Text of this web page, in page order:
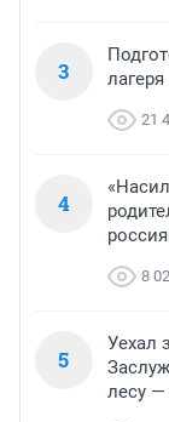
3
21
4
8
5
Уехал
лесу